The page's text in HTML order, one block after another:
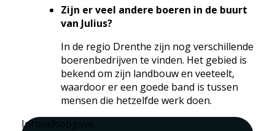
Zijn er veel andere boeren in de buurt
van Julius?
In de regio Drenthe zijn nog verschillende
boerenbedrijven te vinden. Het gebied is
bekend om zijn landbouw en veeteelt,
waardoor er een goede band is tussen
mensen die hetzelfde werk doen.
Inhoudsopgave